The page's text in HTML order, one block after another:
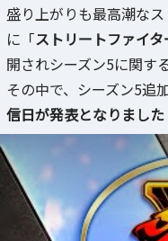
盛り上がりも最高潮な
に「ストリートファイ
開されシーズン5に関す
その中で、シーズン5追
信日が発表となりました